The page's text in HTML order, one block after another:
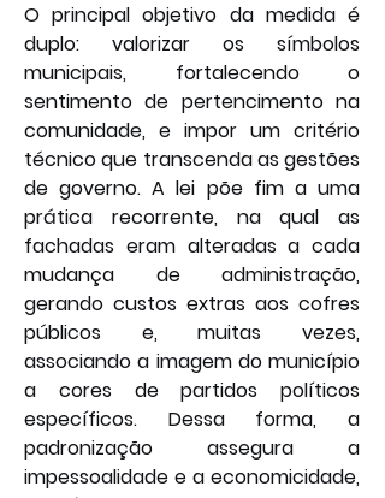
O principal objetivo da medida é
duplo: valorizar os símbolos
municipais, fortalecendo o
sentimento de pertencimento na
comunidade, e impor um critério
técnico que transcenda as gestões
de governo. A lei põe fim a uma
prática recorrente, na qual as
fachadas eram alteradas a cada
mudança de administração,
gerando custos extras aos cofres
públicos e, muitas vezes,
associando a imagem do município
a cores de partidos políticos
específicos. Dessa forma, a
padronização assegura a
impessoalidade e a economicidade,